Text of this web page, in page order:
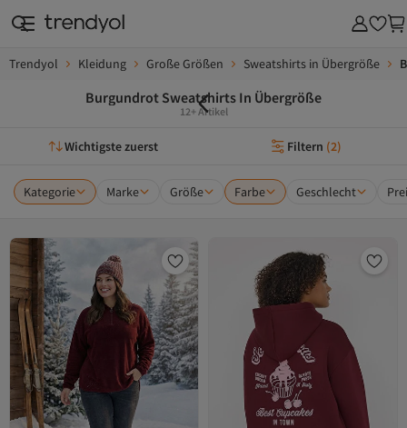
Trendyol Kleidung Große Größen Sweatshirts in Übergröße
Burgundrot Sweatshirts In Übergröße
12+ Artikel
Wichtigste zuerst Filtern (2)
Kategorie Marke Größe Farbe Geschlecht